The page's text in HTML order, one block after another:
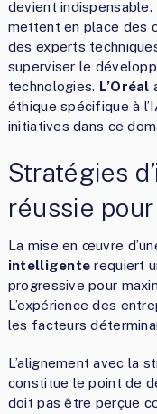
devient indispensable.
mettent en place des
des experts
superviser le
technologies. L’Oréal
éthique spécifique à
initiatives dans ce
Stratégies
réussie
La mise en œuvre
intelligente requiert
progressive pour
L’expérience des
les facteurs
L’alignement avec la
constitue le point de
doit pas être perçue